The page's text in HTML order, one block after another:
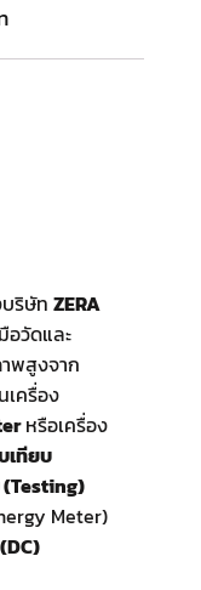
ริษัท ZERA
วัดและ
พสูงจาก
เครื่อง
หรือเครื่อง
เทียบ
Meter)